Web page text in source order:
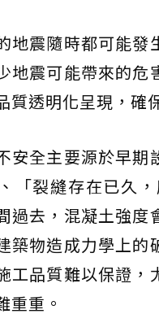
地震隨時都可能
地震可能帶來的
質透明化呈現，確
安全主要源於早
「裂縫存在已久
過去，混凝土強
築物造成力學上的
工品質難以保證，
重重。